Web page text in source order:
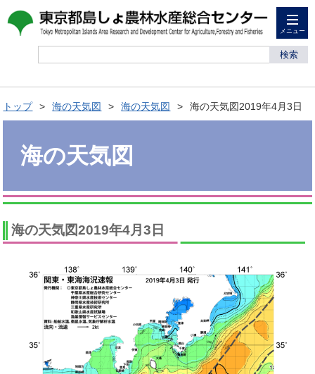
メニュー
検索
トップ 海の天気図 海の天気図 海の天気図2019年4月3日
海の天気図
海の天気図2019年4月3日